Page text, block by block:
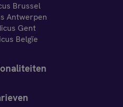
Brussel
Antwerpen
Gent
Belgïe